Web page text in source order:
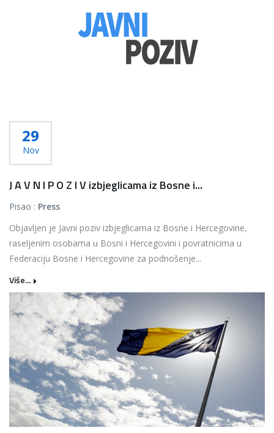
29
Nov
J A V N I P O Z I V izbjeglicama iz Bosne i...
Pisao : Press
Objavljen je Javni poziv izbjeglicama iz Bosne i Hercegovine,
raseljenim osobama u Bosni i Hercegovini i povratnicima u
Federaciju Bosne i Hercegovine za podnošenje...
Više...